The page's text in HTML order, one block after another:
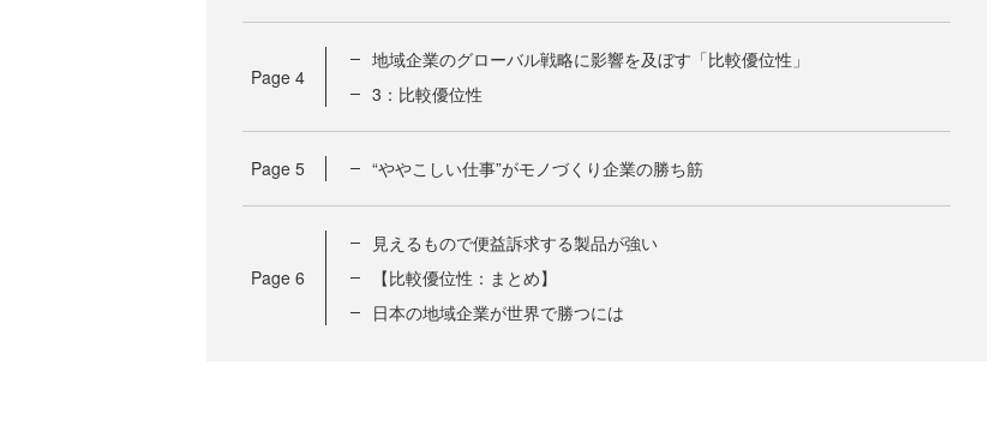
Page 4
地域企業のグローバル戦略に影響を及ぼす「比較優位性」
3：比較優位性
Page 5 “ややこしい仕事”がモノづくり企業の勝ち筋
Page 6
見えるもので便益訴求する製品が強い
【比較優位性：まとめ】
日本の地域企業が世界で勝つには